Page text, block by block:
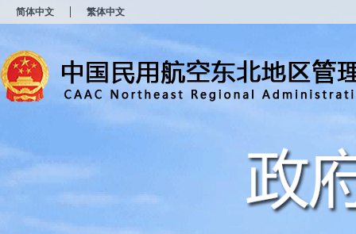
简体中文 繁体中文
窗
打
开
无
障